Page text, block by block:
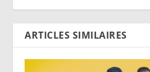
ARTICLES SIMILAIRES